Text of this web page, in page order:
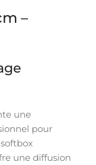
–
une
pour
une diffusion